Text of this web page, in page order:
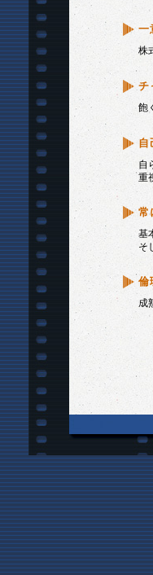
一
株
チ
飽
自
自
重
常
基
そ
倫
成